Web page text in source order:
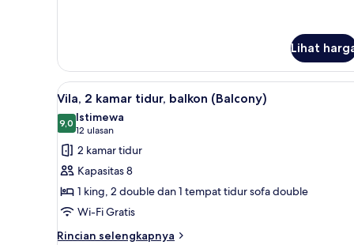
2
kamar
tidur,
balkon
(Balcony)
Lihat
Lihat
semua
foto
untuk
Vila,
2
kamar
tidur,
balkon
Vila, 2 kamar tidur, balkon
4
Vila, 2 kamar tidur, balkon (Balcony)
9,09,0 dari 10
Istimewa
12 ulasan
(12
ulasan)
2 kamar tidur
Kapasitas 8
1 king, 2 double dan 1 tempat tidur sofa double
Wi-Fi Gratis
Rincian selengkapnya
Rincian